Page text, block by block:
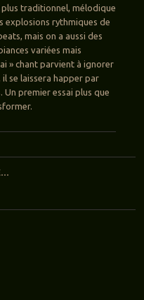
traditionnel, mélodique
explosions rythmiques de
mais on a aussi des
variées mais
» chant parvient à ignorer
se laissera happer par
Un premier essai plus que